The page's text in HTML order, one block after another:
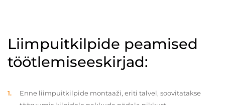
Liimpuitkilpide peamised
töötlemiseeskirjad:
Enne liimpuitkilpide montaaži, eriti talvel, soovitatakse